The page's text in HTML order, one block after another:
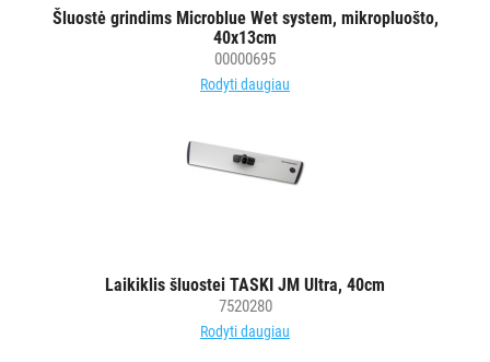
Šluostė grindims Microblue Wet system, mikropluošto,
40x13cm
00000695
Rodyti daugiau
Laikiklis šluostei TASKI JM Ultra, 40cm
7520280
Rodyti daugiau